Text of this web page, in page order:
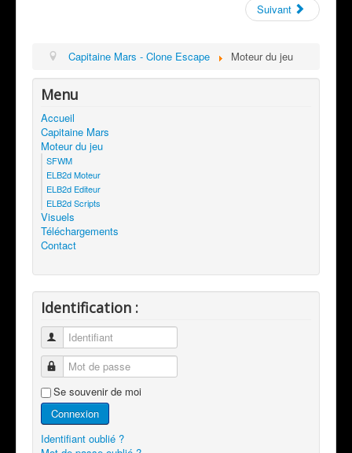
Suivant
Capitaine Mars - Clone Escape Moteur du jeu
Menu
Accueil
Capitaine Mars
Moteur du jeu
SFWM
ELB2d Moteur
ELB2d Editeur
ELB2d Scripts
Visuels
Téléchargements
Contact
Identification :
Identifiant
Mot de passe
Se souvenir de moi
Connexion
Identifiant oublié ?